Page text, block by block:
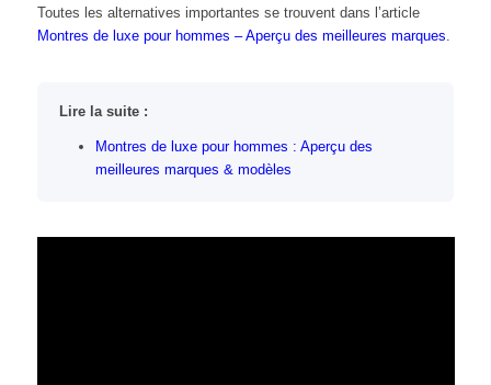
Toutes les alternatives importantes se trouvent dans l’article
Montres de luxe pour hommes – Aperçu des meilleures marques.
Lire la suite :
Montres de luxe pour hommes : Aperçu des
meilleures marques & modèles